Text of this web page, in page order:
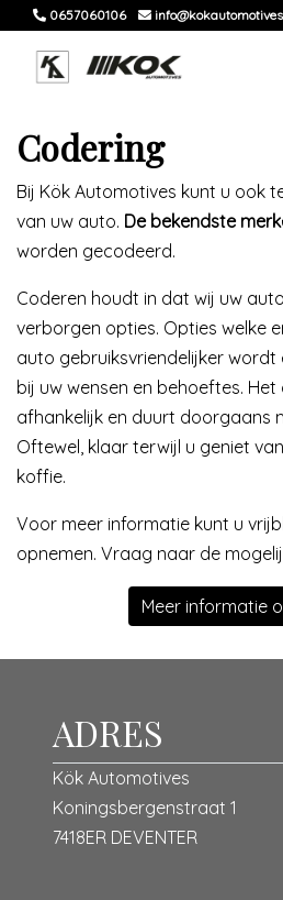
0657060106
Codering
Bij Kök Automotives kunt u ook
van uw auto. De bekendste
worden gecodeerd.
Coderen houdt in dat wij uw
verborgen opties. Opties welke
auto gebruiksvriendelijker
bij uw wensen en behoeftes.
afhankelijk en duurt doorgaans
Oftewel, klaar terwijl u geniet
koffie.
Voor meer informatie kunt u
opnemen. Vraag naar de
Meer informatie
ADRES
Kök Automotives
Koningsbergenstraat 1
7418ER DEVENTER